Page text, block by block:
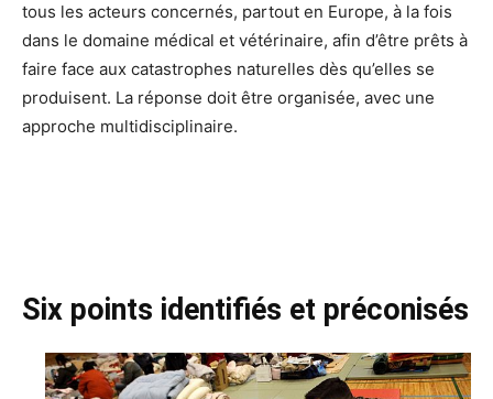
tous les acteurs concernés, partout en Europe, à la fois
dans le domaine médical et vétérinaire, afin d’être prêts à
faire face aux catastrophes naturelles dès qu’elles se
produisent. La réponse doit être organisée, avec une
approche multidisciplinaire.
Six points identifiés et préconisés